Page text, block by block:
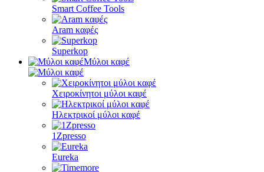
Smart Coffee Tools
Aram καφές
Superkop
Μύλοι καφέ
Χειροκίνητοι μύλοι καφέ
Ηλεκτρικοί μύλοι καφέ
1Zpresso
Eureka